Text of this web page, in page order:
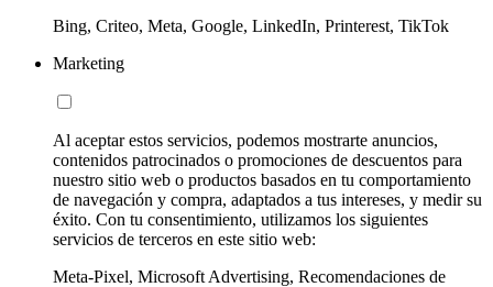
Bing, Criteo, Meta, Google, LinkedIn, Printerest, TikTok
Marketing
Al aceptar estos servicios, podemos mostrarte anuncios,
contenidos patrocinados o promociones de descuentos para
nuestro sitio web o productos basados en tu comportamiento
de navegación y compra, adaptados a tus intereses, y medir su
éxito. Con tu consentimiento, utilizamos los siguientes
servicios de terceros en este sitio web:
Meta-Pixel, Microsoft Advertising, Recomendaciones de